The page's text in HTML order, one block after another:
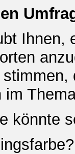
Ihnen,
im
könnte